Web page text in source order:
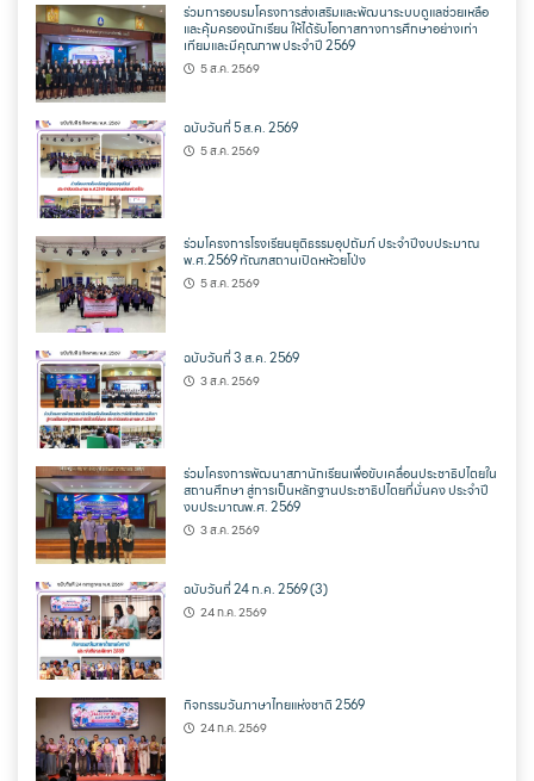
ร่วมการอบรมโครงการส่งเสริมและพัฒนาระบบดูแลช่วยเหลือ
และคุ้มครองนักเรียน ให้ได้รับโอกาสทางการศึกษาอย่างเท่า
เทียมและมีคุณภาพ ประจำปี 2569
5 ส.ค. 2569
ฉบับวันที่ 5 ส.ค. 2569
5 ส.ค. 2569
ร่วมโครงการโรงเรียนยุติธรรมอุปถัมภ์ ประจำปีงบประมาณ
พ.ศ.2569 ทัณฑสถานเปิดหห้วยโป่ง
5 ส.ค. 2569
ฉบับวันที่ 3 ส.ค. 2569
3 ส.ค. 2569
ร่วมโครงการพัฒนาสภานักเรียนเพื่อขับเคลื่อนประชาธิปไตยใน
สถานศึกษา สู่การเป็นหลักฐานประชาธิปไตยที่มั่นคง ประจำปี
งบประมาณพ.ศ. 2569
3 ส.ค. 2569
ฉบับวันที่ 24 ก.ค. 2569 (3)
24 ก.ค. 2569
กิจกรรมวันภาษาไทยแห่งชาติ 2569
24 ก.ค. 2569